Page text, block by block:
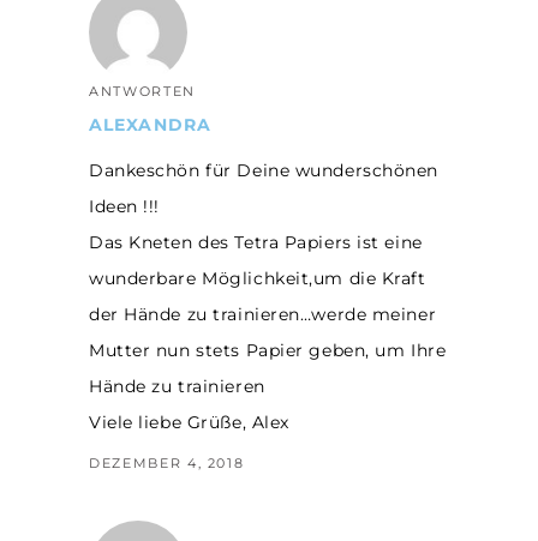
ANTWORTEN
ALEXANDRA
Dankeschön für Deine wunderschönen
Ideen !!!
Das Kneten des Tetra Papiers ist eine
wunderbare Möglichkeit,um die Kraft
der Hände zu trainieren…werde meiner
Mutter nun stets Papier geben, um Ihre
Hände zu trainieren
Viele liebe Grüße, Alex
DEZEMBER 4, 2018